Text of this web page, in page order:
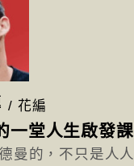
/花編
一堂人生啟發課
曼的，不只是人